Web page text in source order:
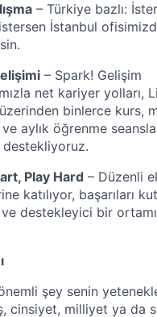
– Türkiye bazlı:
İstanbul
– Spark! Gelişim
net kariyer yolları,
binlerce kurs,
aylık öğrenme
Play Hard – Düzenli
katılıyor, başarıları
destekleyici bir
şey senin
cinsiyet, milliyet ya da